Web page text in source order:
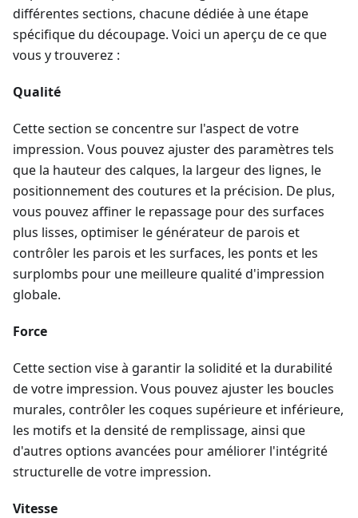
différentes sections, chacune dédiée à une étape
spécifique du découpage. Voici un aperçu de ce que
vous y trouverez :
Qualité
Cette section se concentre sur l'aspect de votre
impression. Vous pouvez ajuster des paramètres tels
que la hauteur des calques, la largeur des lignes, le
positionnement des coutures et la précision. De plus,
vous pouvez affiner le repassage pour des surfaces
plus lisses, optimiser le générateur de parois et
contrôler les parois et les surfaces, les ponts et les
surplombs pour une meilleure qualité d'impression
globale.
Force
Cette section vise à garantir la solidité et la durabilité
de votre impression. Vous pouvez ajuster les boucles
murales, contrôler les coques supérieure et inférieure,
les motifs et la densité de remplissage, ainsi que
d'autres options avancées pour améliorer l'intégrité
structurelle de votre impression.
Vitesse